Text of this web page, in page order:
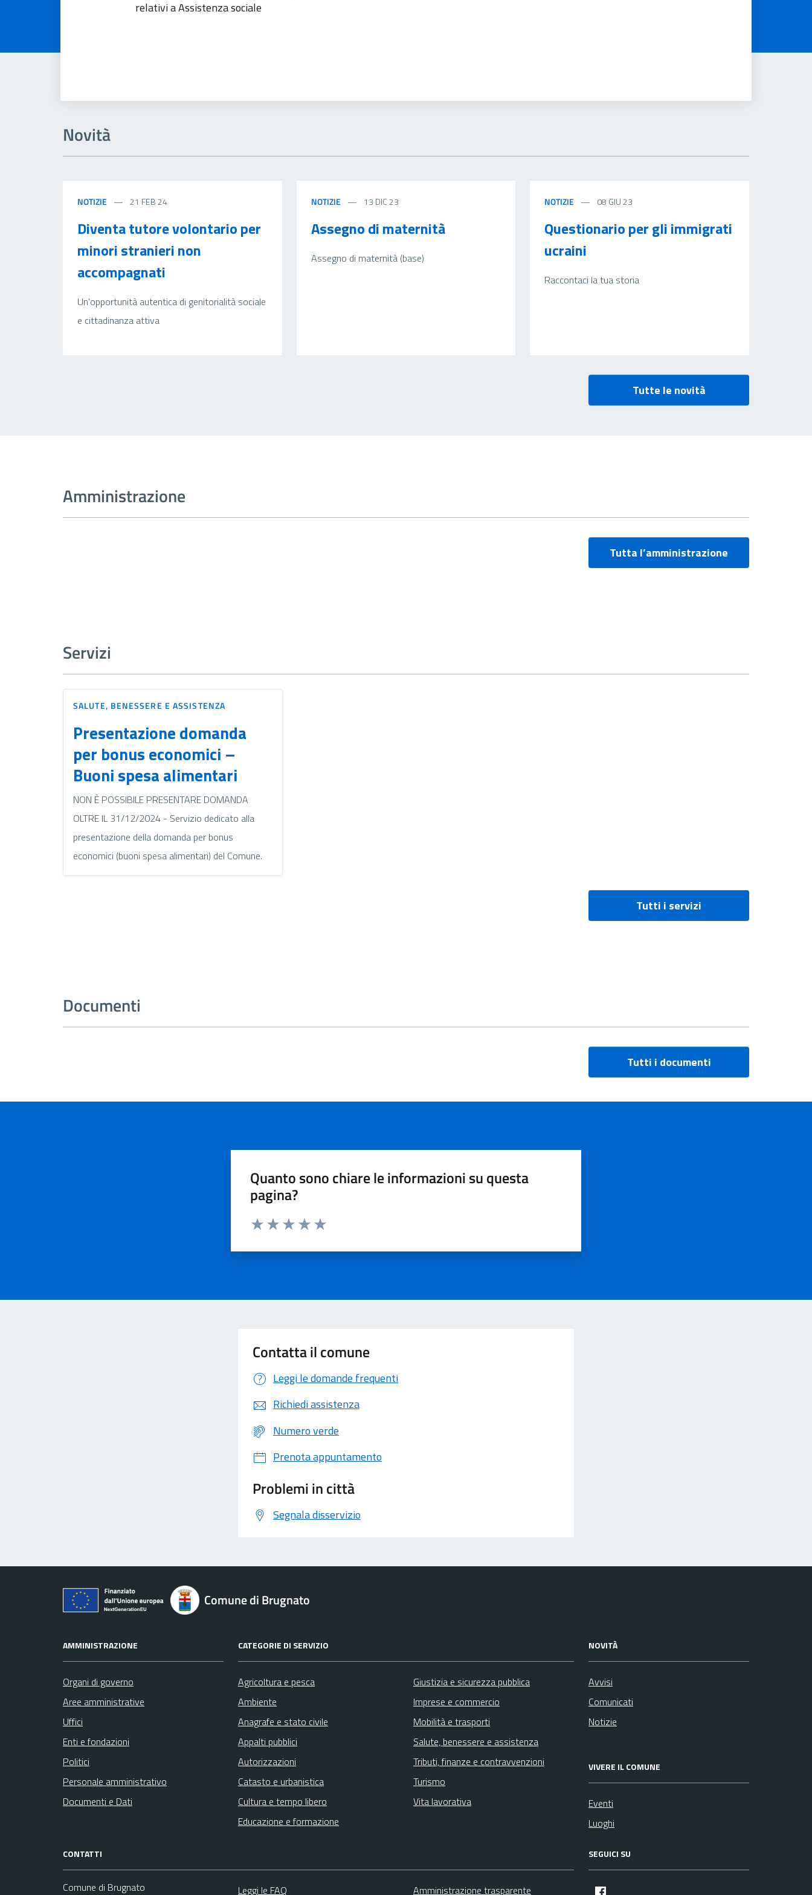
relativi a Assistenza sociale
Novità
NOTIZIE 21 FEB 24
Diventa tutore volontario per
minori stranieri non
accompagnati
Un'opportunità autentica di genitorialità sociale
e cittadinanza attiva
NOTIZIE 13 DIC 23
Assegno di maternità
Assegno di maternità (base)
NOTIZIE 08 GIU 23
Questionario per gli immigrati
ucraini
Raccontaci la tua storia
Tutte le novità
Amministrazione
Tutta l’amministrazione
Servizi
SALUTE, BENESSERE E ASSISTENZA
Presentazione domanda
per bonus economici –
Buoni spesa alimentari
NON È POSSIBILE PRESENTARE DOMANDA
OLTRE IL 31/12/2024 - Servizio dedicato alla
presentazione della domanda per bonus
economici (buoni spesa alimentari) del Comune.
Tutti i servizi
Documenti
Tutti i documenti
Quanto sono chiare le informazioni su questa
pagina?
Contatta il comune
Leggi le domande frequenti
Richiedi assistenza
Numero verde
Prenota appuntamento
Problemi in città
Segnala disservizio
Comune di Brugnato
AMMINISTRAZIONE
Organi di governo
Aree amministrative
Uffici
Enti e fondazioni
Politici
Personale amministrativo
Documenti e Dati
CATEGORIE DI SERVIZIO
Agricoltura e pesca
Ambiente
Anagrafe e stato civile
Appalti pubblici
Autorizzazioni
Catasto e urbanistica
Cultura e tempo libero
Educazione e formazione
Giustizia e sicurezza pubblica
Imprese e commercio
Mobilità e trasporti
Salute, benessere e assistenza
Tributi, finanze e contravvenzioni
Turismo
Vita lavorativa
NOVITÀ
Avvisi
Comunicati
Notizie
VIVERE IL COMUNE
Eventi
Luoghi
CONTATTI
Comune di Brugnato
Leggi le FAQ Amministrazione trasparente
SEGUICI SU